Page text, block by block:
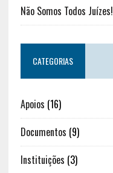
Não Somos Todos Juízes!
CATEGORIAS
Apoios (16)
Documentos (9)
Instituições (3)